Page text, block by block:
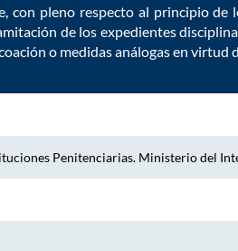
con pleno respecto al principio
de los expedientes
o medidas análogas en virtud
Penitenciarias. Ministerio del